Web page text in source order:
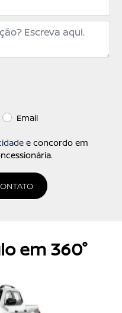
Email
e concordo em
em 360°